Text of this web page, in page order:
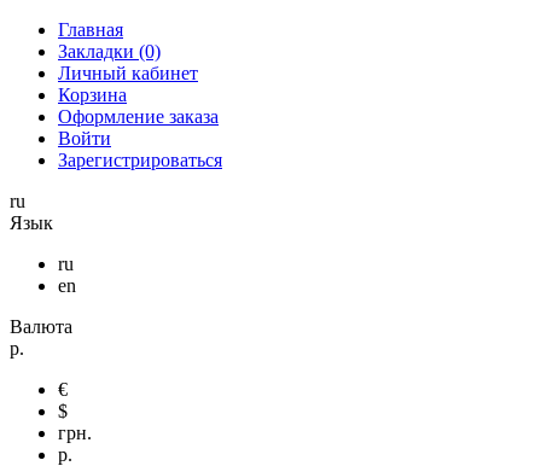
Главная
Закладки (0)
Личный кабинет
Корзина
Оформление заказа
Войти
Зарегистрироваться
ru
Язык
ru
en
Валюта
р.
€
$
грн.
р.